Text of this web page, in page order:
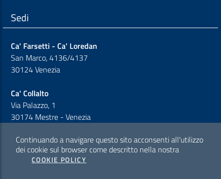
Sedi
Ca' Farsetti - Ca' Loredan
San Marco, 4136/4137
30124 Venezia
Ca' Collalto
Via Palazzo, 1
30174 Mestre - Venezia
Sezione Link Policy
Cookie policy
Continuando a navigare questo sito acconsenti all'utilizzo
dei cookie sul browser come descritto nella nostra
COOKIE POLICY